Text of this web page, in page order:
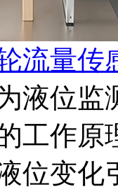
流量传
液位监
工作
位变化